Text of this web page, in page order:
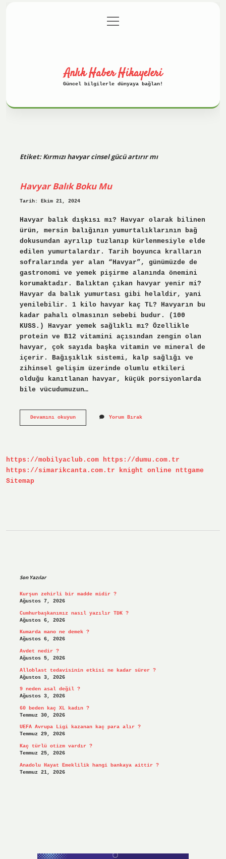
Gizlilik Politikası
menüyü
aç
Anlık Haber Hikayeleri
Güncel bilgilerle dünyaya bağlan!
Etiket:Kırmızı havyar cinsel gücü artırır mı
Havyar Balık Boku Mu
Tarih: Ekim 21, 2024
Havyar balık dışkısı mı? Havyar olarak bilinen
ürün, mersin balığının yumurtalıklarının bağ
dokusundan ayrılıp tuzlanıp kürlenmesiyle elde
edilen yumurtalardır. Tarih boyunca kralların
sofralarında yer alan “Havyar”, günümüzde de
gastronomi ve yemek pişirme alanında önemini
korumaktadır. Balıktan çıkan havyar yenir mi?
Havyar da balık yumurtası gibi helaldir, yani
yenilebilir. 1 kilo havyar kaç TL? Havyarın bu
kadar pahalı olmasının sebebi budur. (100
KUSS.) Havyar yemek sağlıklı mı? Özellikle
protein ve B12 vitamini açısından zengin olan
havyar, çok sayıda başka vitamin ve mineral de
içerir. Bağışıklık sistemi, kalp sağlığı ve
zihinsel gelişim üzerinde olumlu etkileri
olduğu kanıtlanan havyar, küçük porsiyonlarda
bile vücudumuzun…
Devamını okuyunHavyar
Yorum Bırak
https://mobilyaclub.com https://dumu.com.tr
https://simarikcanta.com.tr
knight online
nttgame
Sitemap
Son Yazılar
Kurşun zehirli bir madde midir ?
Ağustos 7, 2026
Cumhurbaşkanımız nasıl yazılır TDK ?
Ağustos 6, 2026
Kumarda mano ne demek ?
Ağustos 6, 2026
Avdet nedir ?
Ağustos 5, 2026
Alloblast tedavisinin etkisi ne kadar sürer ?
Ağustos 3, 2026
9 neden asal değil ?
Ağustos 3, 2026
60 beden kaç XL kadın ?
Temmuz 30, 2026
UEFA Avrupa Ligi kazanan kaç para alır ?
Temmuz 29, 2026
Kaç türlü otizm vardır ?
Temmuz 25, 2026
Anadolu Hayat Emeklilik hangi bankaya aittir ?
Temmuz 21, 2026